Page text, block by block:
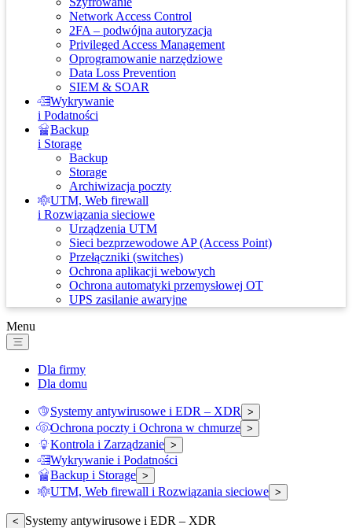
Network Access Control
2FA – podwójna autoryzacja
Privileged Access Management
Oprogramowanie narzędziowe
Data Loss Prevention
SIEM & SOAR
Wykrywanie
i Podatności
Backup
i Storage
Backup
Storage
Archiwizacja poczty
UTM, Web firewall
i Rozwiązania sieciowe
Urządzenia UTM
Sieci bezprzewodowe AP (Access Point)
Przełączniki (switches)
Ochrona aplikacji webowych
Ochrona automatyki przemysłowej OT
UPS zasilanie awaryjne
Menu
Dla firmy
Dla domu
Systemy antywirusowe i EDR – XDR >
Ochrona poczty i Ochrona w chmurze >
Kontrola i Zarządzanie >
Wykrywanie i Podatności
Backup i Storage >
UTM, Web firewall i Rozwiązania sieciowe >
< Systemy antywirusowe i EDR – XDR